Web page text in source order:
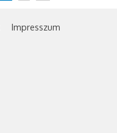
Impresszum